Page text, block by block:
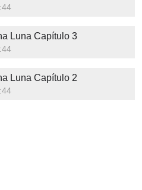
Luna Capítulo 3
Luna Capítulo 2